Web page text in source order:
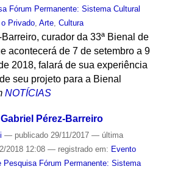
Fórum Permanente: Sistema Cultural
Privado, Arte, Cultura
curador da 33ª Bienal de
acontecerá de 7 de setembro a 9
2018, falará de sua experiência
seu projeto para a Bienal
NOTÍCIAS
Pérez-Barreiro
— publicado29/11/2017 — última
2018 12:08 — registrado em: Evento
Pesquisa Fórum Permanente: Sistema